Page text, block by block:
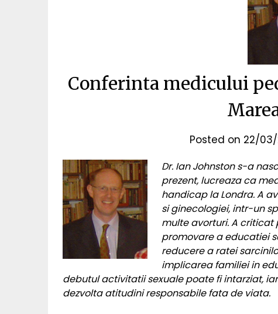
Conferinta medicului
Posted on 22/
Dr. Ian Johnston s-a
prezent, lucreaza ca
handicap la Londra. A
si ginecologiei, intr-un
multe avorturi. A
promovare a educatiei
reducere a ratei
implicarea familiei in
debutul activitatii sexuale poate fi intarziat,
dezvolta atitudini responsabile fata de viata.